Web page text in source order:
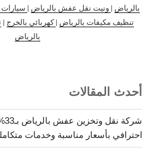
بالرياض | ونيت نقل عفش بالرياض |
تنظيف مكيفات بالرياض |كهربائي بالخرج |
بالرياض
أحدث المقالات
احترافي بأسعار مناسبة وخدمات